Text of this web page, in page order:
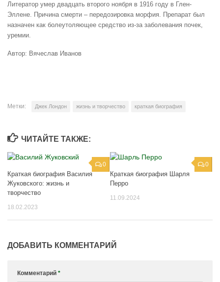
Литератор умер двадцать второго ноября в 1916 году в Глен-
Эллене. Причина смерти – передозировка морфия. Препарат был
назначен как болеутоляющее средство из-за заболевания почек,
уремии.
Автор: Вячеслав Иванов
Метки: Джек Лондон жизнь и творчество краткая биография
ЧИТАЙТЕ ТАКЖЕ:
0
Краткая биография Василия
Жуковского: жизнь и
творчество
18.02.2023
0
Краткая биография Шарля
Перро
11.09.2024
ДОБАВИТЬ КОММЕНТАРИЙ
Комментарий *